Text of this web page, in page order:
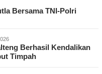
Bersama TNI-Polri
Berhasil Kendalikan
Timpah